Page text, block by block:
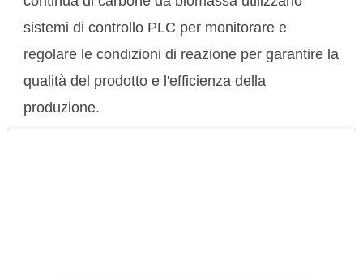
sistemi di controllo PLC per monitorare e
regolare le condizioni di reazione per garantire la
qualità del prodotto e l'efficienza della
produzione.